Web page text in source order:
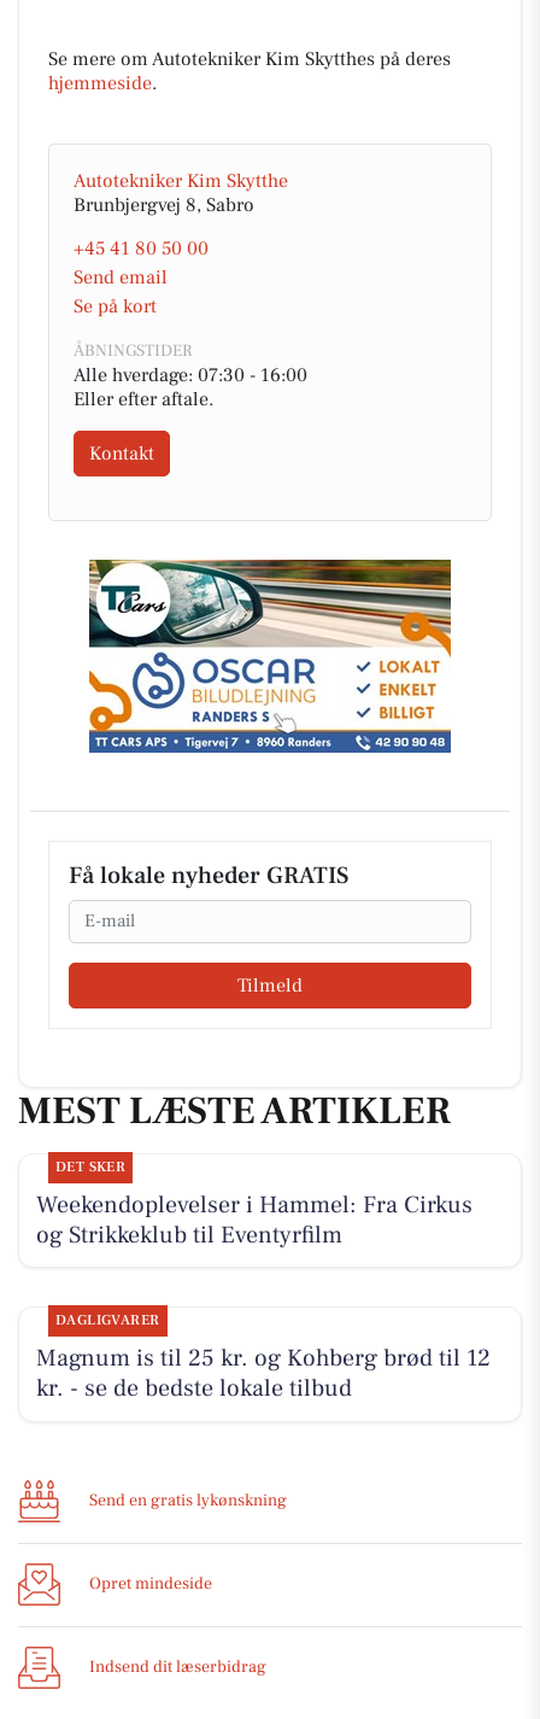
Se mere om Autotekniker Kim Skytthes på deres
hjemmeside.
Autotekniker Kim Skytthe
Brunbjergvej 8, Sabro
+45 41 80 50 00
Send email
Se på kort
ÅBNINGSTIDER
Alle hverdage: 07:30 - 16:00
Eller efter aftale.
Kontakt
Få lokale nyheder GRATIS
Email
Tilmeld
MEST LÆSTE ARTIKLER
DET SKER
Weekendoplevelser i Hammel: Fra Cirkus
og Strikkeklub til Eventyrfilm
DAGLIGVARER
Magnum is til 25 kr. og Kohberg brød til 12
kr. - se de bedste lokale tilbud
Send en gratis lykønskning
Opret mindeside
Indsend dit læserbidrag